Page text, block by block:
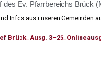
des Ev. Pfarr­be­reichs Brück
Infos aus unse­ren Gemein­den
Brück_Ausg.